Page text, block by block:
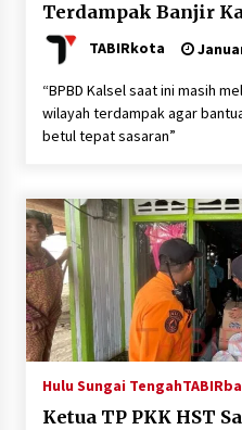
Terdampak Banjir
TABIRkota
“BPBD Kalsel saat ini masih
wilayah terdampak agar
betul tepat sasaran”
Hulu Sungai Tengah
Ketua TP PKK HST